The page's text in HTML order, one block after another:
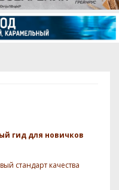
гид для новичков
стандарт качества